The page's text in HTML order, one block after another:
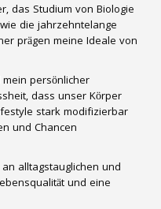
das Studium von Biologie
die jahrzehntelange
prägen meine Ideale von
persönlicher
dass unser Körper
stark modifizierbar
und Chancen
alltagstauglichen und
und eine